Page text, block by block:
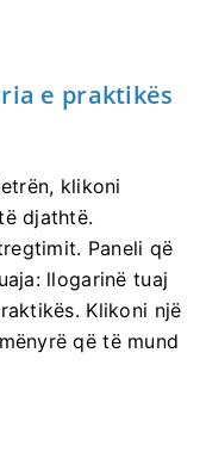
e praktikës
klikoni
djathtë.
Paneli që
llogarinë tuaj
Klikoni një
që të mund